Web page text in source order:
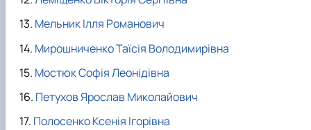
Мельник Ілля Романович
Мирошниченко Таїсія Володимирівна
Мостюк Софія Леонідівна
Петухов Ярослав Миколайович
Полосенко Ксенія Ігорівна